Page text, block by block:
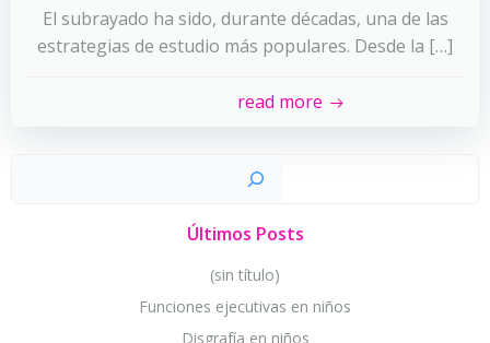
El subrayado ha sido, durante décadas, una de las
estrategias de estudio más populares. Desde la […]
read more
Últimos Posts
(sin título)
Funciones ejecutivas en niños
Disgrafía en niños